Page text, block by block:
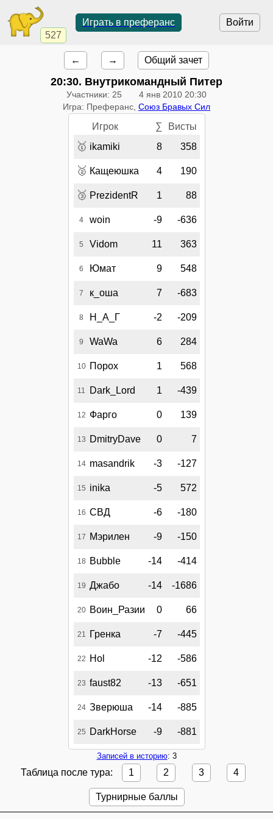
527
Войти
Играть в преферанс
← → Общий зачет
20:30. Внутрикомандный Питер
Участники: 25
4 янв 2010 20:30
Игра: Преферанс, Союз Бравых Сил
Игрок ∑ Висты
🥇 ikamiki 8 358
🥈 Кащеюшка 4 190
🥉 PrezidentR 1 88
4 woin -9 -636
5 Vidom 11 363
6 Юмат 9 548
7 к_оша 7 -683
8 Н_А_Г -2 -209
9 WaWa 6 284
10 Порох 1 568
11 Dark_Lord 1 -439
12 Фарго 0 139
13 DmitryDave 0 7
14 masandrik -3 -127
15 inika -5 572
16 СВД -6 -180
17 Мэрилен -9 -150
18 Bubble -14 -414
19 Джабо -14 -1686
20 Воин_Разии 0 66
21 Гренка -7 -445
22 Hol -12 -586
23 faust82 -13 -651
24 Зверюша -14 -885
25 DarkHorse -9 -881
Записей в историю: 3
Таблица после тура: 1 2 3 4
Турнирные баллы